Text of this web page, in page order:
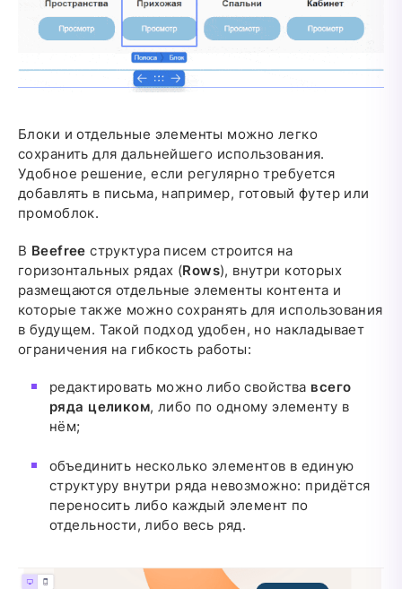
Блоки и отдельные элементы можно легко
сохранить для дальнейшего использования.
Удобное решение, если регулярно требуется
добавлять в письма, например, готовый футер или
промоблок.
В Beefree структура писем строится на
горизонтальных рядах (Rows), внутри которых
размещаются отдельные элементы контента и
которые также можно сохранять для использования
в будущем. Такой подход удобен, но накладывает
ограничения на гибкость работы:
редактировать можно либо свойства всего
ряда целиком, либо по одному элементу в
нём;
объединить несколько элементов в единую
структуру внутри ряда невозможно: придётся
переносить либо каждый элемент по
отдельности, либо весь ряд.